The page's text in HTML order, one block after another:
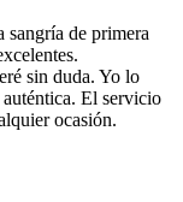
sangría de primera
sin duda. Yo lo
El servicio
ocasión.